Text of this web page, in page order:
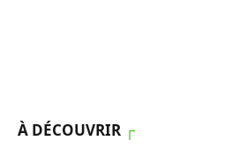
À DÉCOUVRIR ┌